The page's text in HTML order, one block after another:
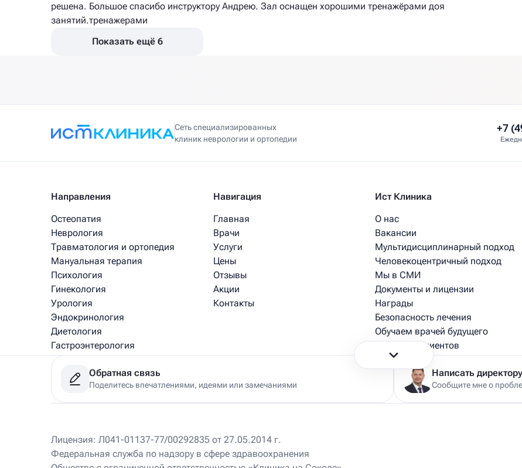
решена. Большое спасибо инструктору Андрею. Зал оснащен хорошими тренажёрами доя
занятий.тренажерами
Показать ещё 6
Сеть специализированных
клиник неврологии и ортопедии
+7
Направления
Остеопатия
Неврология
Травматология и ортопедия
Мануальная терапия
Психология
Гинекология
Урология
Эндокринология
Диетология
Гастроэнтерология
Медицинский массаж
Рефлексотерапия
Физиотерапия
Навигация
Главная
Врачи
Услуги
Цены
Отзывы
Акции
Контакты
Ист Клиника
О нас
Вакансии
Мультидисциплинарный подход
Человекоцентричный подход
Мы в СМИ
Документы и лицензии
Награды
Безопасность лечения
Обучаем врачей будущего
Истории пациентов
Истории из практики врачей
Ист Клиника на Соколе
220 м
Ист Клиника на Университете
Обратная связь
Поделитесь впечатлениями, идеями или замечаниями
Написать директору
Сообщите мне о
Лицензия: Л041-01137-77/00292835 от 27.05.2014 г.
Федеральная служба по надзору в сфере здравоохранения